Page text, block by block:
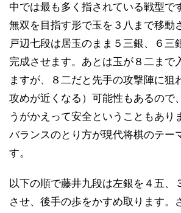
中では最も多く指されている戦型で
無双を目指す形で玉を３八まで移動
戸辺七段は居玉のまま５三銀、６三
完成させます。あとは玉が８二まで
ますが、８二だと先手の攻撃陣に狙
攻めが近くなる）可能性もあるので
うがかえって安全ということもあり
バランスのとり方が現代将棋のテー
す。
以下の順で藤井九段は左銀を４五、
させ、後手の歩をかすめ取ります。